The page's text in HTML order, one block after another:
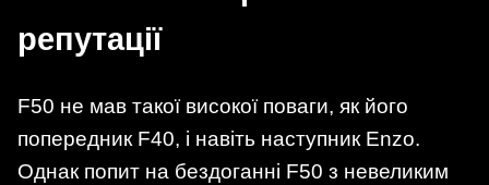
репутації
F50 не мав такої високої поваги, як його
попередник F40, і навіть наступник Enzo.
Однак попит на бездоганні F50 з невеликим